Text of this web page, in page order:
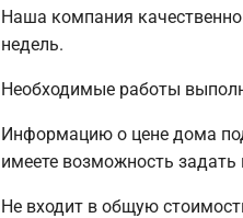
Наша компания
недель.
Необходимые работы
Информацию о цене дома
имеете возможность задать
Не входит в общую